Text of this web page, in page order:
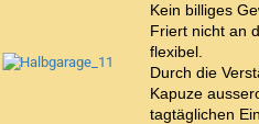
Kein billiges
Friert nicht an
flexibel.
Durch die
Kapuze
tagtäglichen